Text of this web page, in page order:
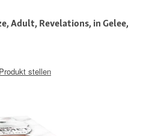
Adult, Revelations, in Gelee,
stellen